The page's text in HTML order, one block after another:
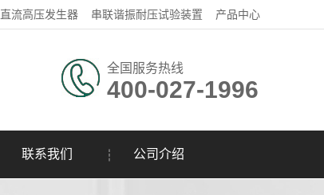
直流高压发生器 串联谐振耐压试验装置 产品中心
全国服务热线
400-027-1996
联系我们 公司介绍